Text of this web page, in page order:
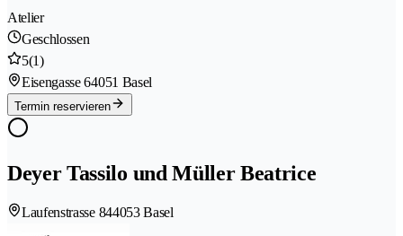
Atelier
Geschlossen
5(1)
Eisengasse 64051 Basel
Termin reservieren
Deyer Tassilo und Müller Beatrice
Laufenstrasse 844053 Basel